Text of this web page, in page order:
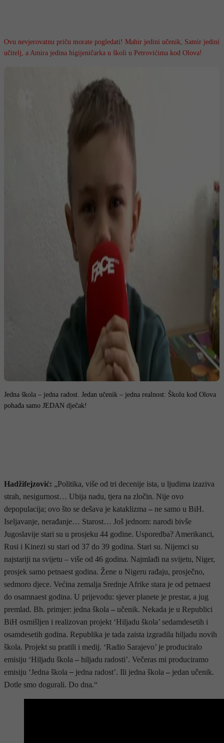
Ovu nevjerovatnu priču morate pogledati! Mahir jedini učenik, Samir jedini
učitelj, a Amira jedina higijeničarka u školi u Petrovićima kod Olova!
Jedna škola – jedna radost. Jedan učenik – jedna realnost: Školu kod Olova
pohađa samo JEDAN dječak!
Hadžifejzović: „Politika, više od tri decenije ista, u ljudima izaziva
strah, nesigurnost… Ubija nadu, tjera na zločin. Nije ovo
depopulacija; ovo što se dešava je kataklizma – ne samo u BiH.
Iseljavanje, nerađanje… Starost… Još jednom: narodi bivše
Jugoslavije stari su u prosjeku 44 godine. Usporedba? Amerikanci,
Rusi i Kinezi su stari od 37 do 39 godina. Stari su. Nijemci su
najstariji na svijetu – više od 46 godina. Najmlađi na svijetu, Niger,
prosjek samo petnaest godina. Žene u Nigeru rađaju, prosječno,
sedmoro djece. Većina zemalja Srednje Afrike stara je od petnaest
do osamnaest godina. U prijevodu: sjever planete je prestar, a jug
premlad. Bh. primjer: jedna škola – učenik. Nekada je u Republici
BiH osmišljen i realizovan projekt ‘Hiljadu škola’ sedamdesetih i
osamdesetih godina. Republika je tada zaista izgradila hiljadu novih
škola. Projekt su pratili i medij. ‘Radio Sarajevo’ je produciralo
emisiju ‘Hiljadu škola – hiljadu radosti’. Večeras mi produciramo
emisiju ‘Jedna škola – jedna radost’. Ili jedna škola – jedan učenik.
Dotle smo dogurali. Do dna.“